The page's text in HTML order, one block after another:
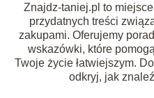
Znajdz-taniej.pl to
przydatnych treści
zakupami. Oferujemy
wskazówki, które
Twoje życie łatwiejszym.
odkryj, jak